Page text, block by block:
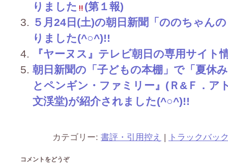
りました
(第１報)
５月24日(土)の朝日新聞「ののちゃん
りました(^○^)!!
『ヤーヌス』テレビ朝日の専用サイト
朝日新聞の「子どもの本棚」で「夏休
とペンギン・ファミリー』(Ｒ&Ｆ．ア
文渓堂)が紹介されました(^○^)!!
カテゴリー: 書評・引用控え | トラックバッ
コメントをどうぞ